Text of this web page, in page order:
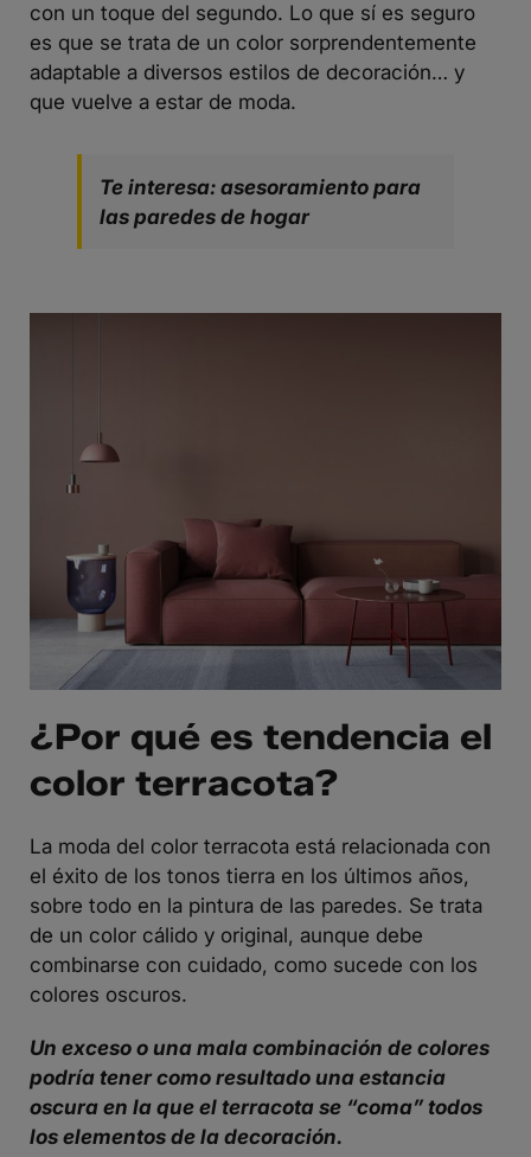
con un toque del segundo. Lo que sí es seguro
es que se trata de un color sorprendentemente
adaptable a diversos estilos de decoración… y
que vuelve a estar de moda.
Te interesa: asesoramiento para
las paredes de hogar
¿Por qué es tendencia el
color terracota?
La moda del color terracota está relacionada con
el éxito de los tonos tierra en los últimos años,
sobre todo en la pintura de las paredes. Se trata
de un color cálido y original, aunque debe
combinarse con cuidado, como sucede con los
colores oscuros.
Un exceso o una mala combinación de colores
podría tener como resultado una estancia
oscura en la que el terracota se “coma” todos
los elementos de la decoración.